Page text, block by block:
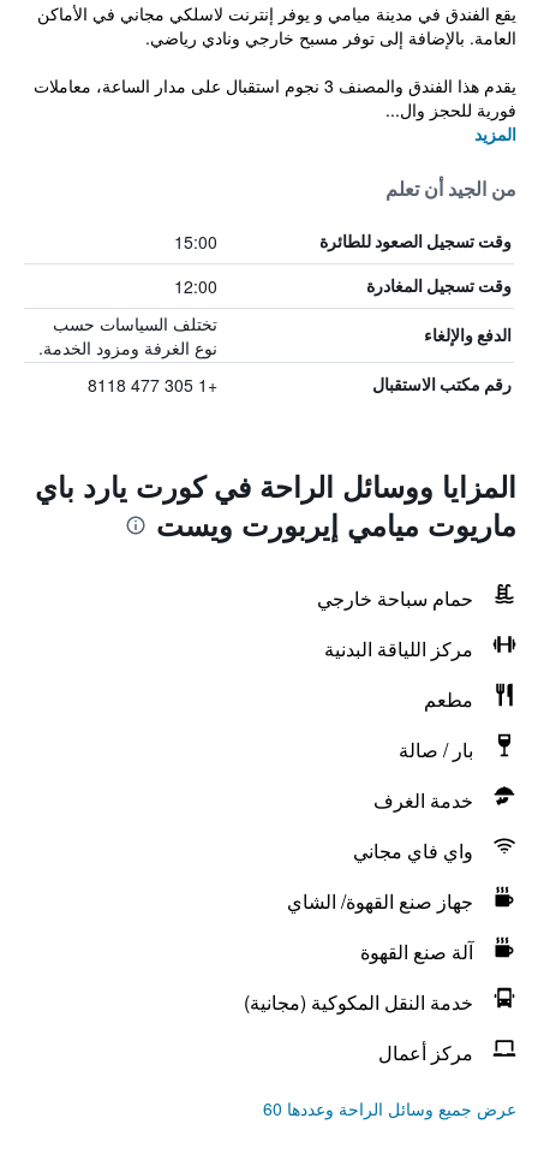
يقع الفندق في مدينة ميامي و يوفر إنترنت لاسلكي مجاني في الأماكن
العامة. بالإضافة إلى توفر مسبح خارجي ونادي رياضي.
يقدم هذا الفندق والمصنف 3 نجوم استقبال على مدار الساعة، معاملات
فورية للحجز وال...
المزيد
من الجيد أن تعلم
وقت تسجيل الصعود للطائرة 15:00
وقت تسجيل المغادرة 12:00
الدفع والإلغاء
تختلف السياسات حسب
نوع الغرفة ومزود الخدمة.
رقم مكتب الاستقبال +1 305 477 8118
المزايا ووسائل الراحة في كورت يارد باي
ماريوت ميامي إيربورت ويست
حمام سباحة خارجي
مركز اللياقة البدنية
مطعم
بار / صالة
خدمة الغرف
واي فاي مجاني
جهاز صنع القهوة/ الشاي
آلة صنع القهوة
خدمة النقل المكوكية (مجانية)
مركز أعمال
عرض جميع وسائل الراحة وعددها 60